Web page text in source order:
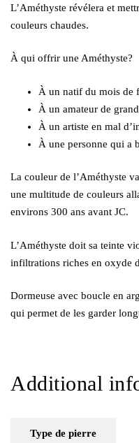
L’Améthyste révélera et
couleurs chaudes.
À qui offrir une Améthyste?
À un natif du mois de
À un amateur de
À un artiste en mal
À une personne qui a
La couleur de l’Améthyste
une multitude de couleurs
environs 300 ans avant JC.
L’Améthyste doit sa teinte
infiltrations riches en oxyde
Dormeuse avec boucle en
qui permet de les garder
Additional
Type de pierre